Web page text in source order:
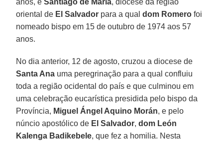
oriental de El Salvador para a qualdom Romero foi
nomeado bispo em 15 de outubro de 1974 aos 57
anos.
No dia anterior, 12 de agosto, cruzou a diocese de
Santa Ana uma peregrinação para a qual confluiu
toda a região ocidental do país e que culminou em
uma celebração eucarística presidida pelo bispo da
Província, Miguel Ángel Aquino Morán, e pelo
núncio apostólico de El Salvador,dom León
Kalenga Badikebele, que fez a homilia. Nesta